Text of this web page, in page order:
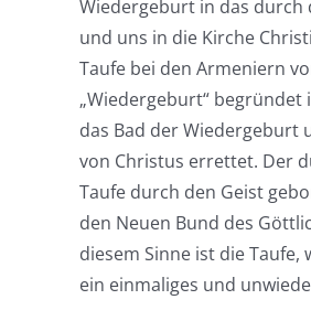
Wiedergeburt in das durch
und uns in die Kirche
Taufe bei den Armeniern
„Wiedergeburt“ begründet
das Bad der Wiedergeburt
von Christus errettet. Der
Taufe durch den Geist
den Neuen Bund des
diesem Sinne ist die
ein einmaliges und